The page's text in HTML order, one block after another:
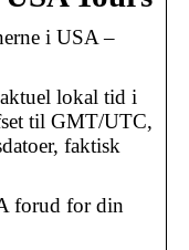
i USA –
lokal tid i
til GMT/UTC,
faktisk
forud for din